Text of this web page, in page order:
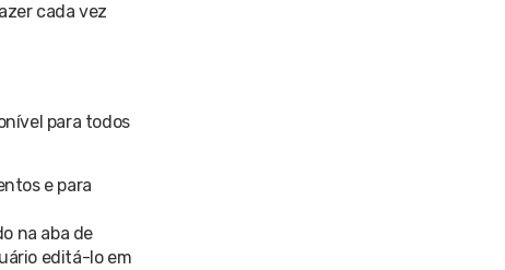
cada vez
para todos
e para
na aba de
editá-lo em